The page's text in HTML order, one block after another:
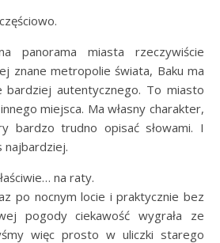
panorama miasta rzeczywiście
znane metropolie świata, Baku ma
bardziej autentycznego. To miasto
miejsca. Ma własny charakter,
bardzo trudno opisać słowami. I
najbardziej.
na raty.
po nocnym locie i praktycznie bez
pogody ciekawość wygrała ze
więc prosto w uliczki starego